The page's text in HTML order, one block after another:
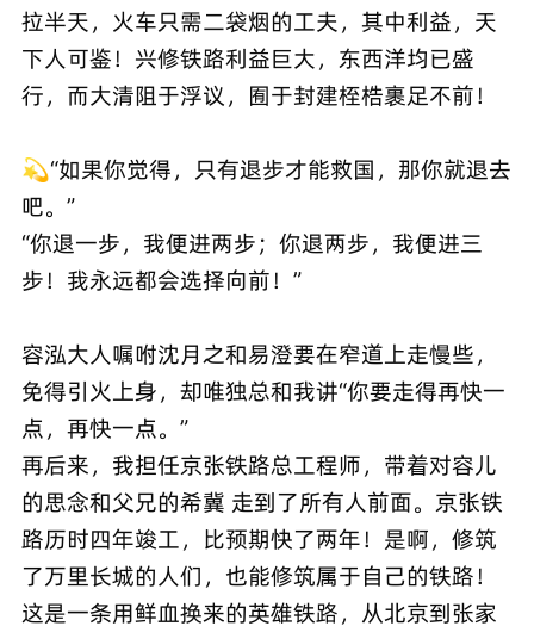
拉半天，火车只需二袋烟的工夫，其中利益，天
下人可鉴！兴修铁路利益巨大，东西洋均已盛
行，而大清阻于浮议，囿于封建桎梏裹足不前！
💫“如果你觉得，只有退步才能救国，那你就退去
吧。”
“你退一步，我便进两步；你退两步，我便进三
步！我永远都会选择向前！”
容泓大人嘱咐沈月之和易澄要在窄道上走慢些，
免得引火上身，却唯独总和我讲“你要走得再快一
点，再快一点。”
再后来，我担任京张铁路总工程师，带着对容儿
的思念和父兄的希冀 走到了所有人前面。京张铁
路历时四年竣工，比预期快了两年！是啊，修筑
了万里长城的人们，也能修筑属于自己的铁路！
这是一条用鲜血换来的英雄铁路，从北京到张家